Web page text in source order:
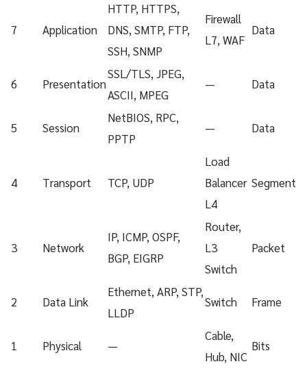
7 Application
HTTP, HTTPS,
DNS, SMTP, FTP,
SSH, SNMP
Firewall
L7, WAF
Data
6 Presentation
SSL/TLS, JPEG,
ASCII, MPEG
— Data
5 Session
NetBIOS, RPC,
PPTP
— Data
4 Transport TCP, UDP
Load
Balancer
L4
Segment
3 Network
IP, ICMP, OSPF,
BGP, EIGRP
Router,
L3
Switch
Packet
2 Data Link
Ethernet, ARP, STP,
LLDP
Switch Frame
1 Physical —
Cable,
Hub, NIC
Bits